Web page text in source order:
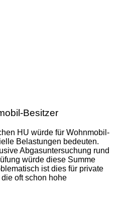
Besitzer
HU würde für Wohnmobil-
Belastungen bedeuten.
Abgasuntersuchung rund
würde diese Summe
ist dies für private
oft schon hohe